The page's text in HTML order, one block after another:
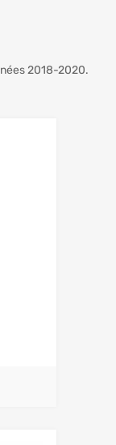
2018-2020.